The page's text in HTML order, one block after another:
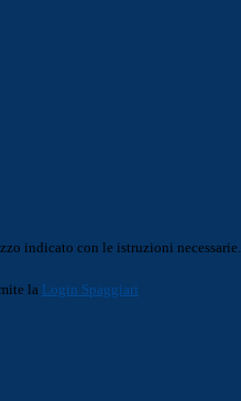
indicato con le istruzioni necessarie.
la Login Spaggiari